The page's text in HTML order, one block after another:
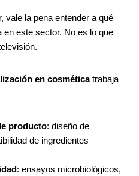
vale la pena entender a qué
en este sector. No es lo que
en cosméticatrabaja
producto: diseño de
de ingredientes
: ensayos microbiológicos,